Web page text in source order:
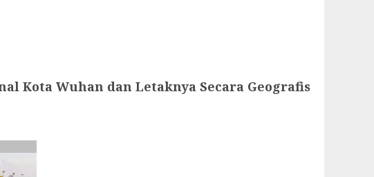
Kota Wuhan dan Letaknya Secara Geografis